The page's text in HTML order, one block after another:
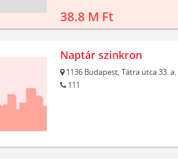
38.8 M Ft
Naptár szinkron
1136 Budapest,Tátra utca 33.
111